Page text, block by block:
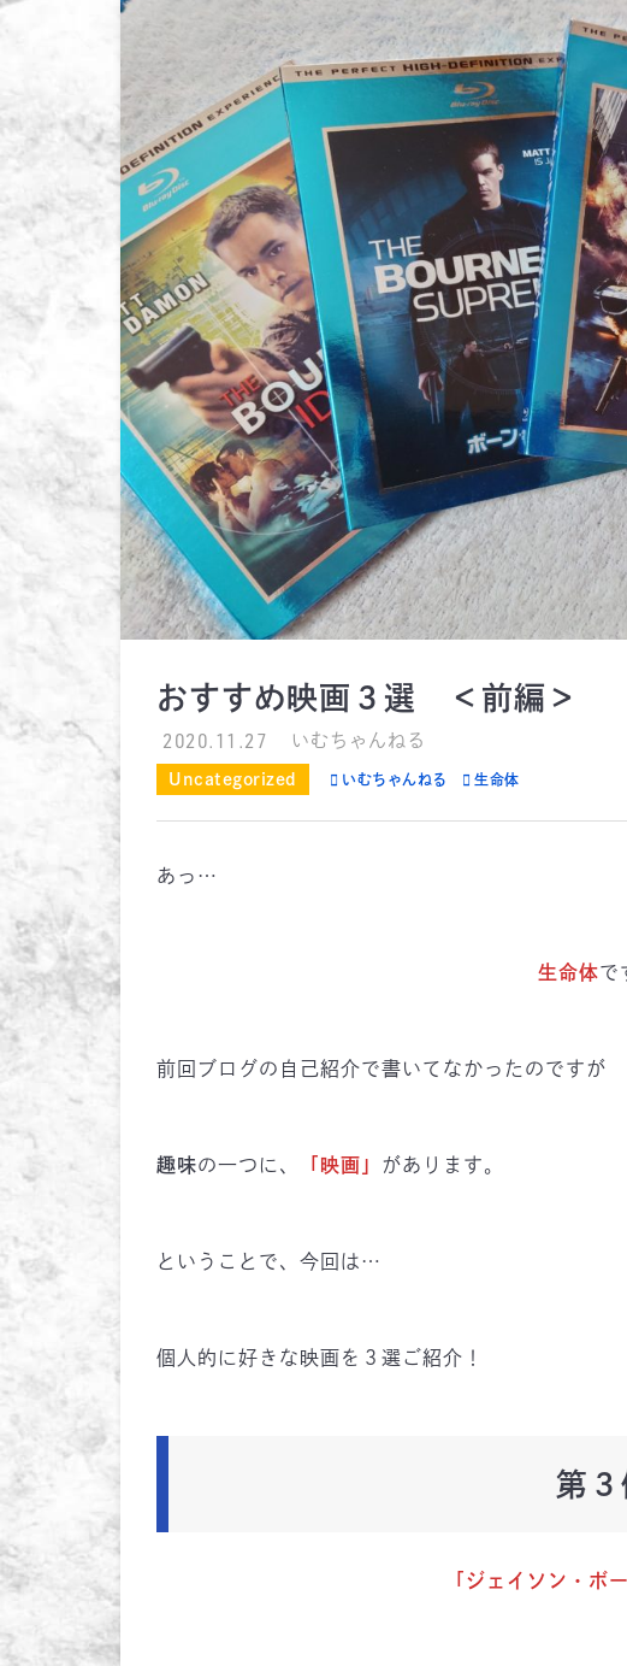
おすすめ映画３選 ＜前編＞
2020.11.27 いむちゃんねる
Uncategorized いむちゃんねる 生命体
あっ…
生命体で
前回ブログの自己紹介で書いてなかったのですが
趣味の一つに、 「映画」 があります。
ということで、今回は…
個人的に好きな映画を３選ご紹介！
第３
「ジェイソン・ボ